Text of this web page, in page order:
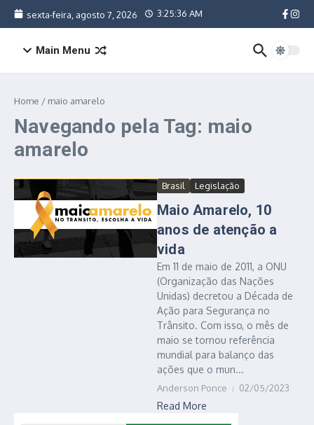
Ir para o conteúdo
sexta-feira, agosto 7, 2026 3:25:36 AM
Main Menu
Home / maio amarelo
Navegando pela Tag: maio
amarelo
Brasil Legislação
Maio Amarelo, 10
anos de atenção a
vida
Em 11 de maio de 2011, a ONU
(Organização das Nações
Unidas) decretou a Década de
Ação para Segurança no
Trânsito. Com isso, o mês de
maio se tornou referência
mundial para balanço das
ações que o mun...
Anderson Ponce 02/05/2023
Read More